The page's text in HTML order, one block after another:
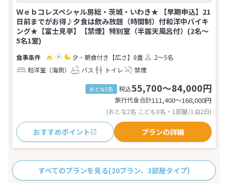
Ｗｅｂコレスペシャル房総・茨城・いわき★ 【早期申込】21
日前までがお得♪夕食は飲み放題（時間制）付和洋中バイキ
ング★【富士見亭】【禁煙】特別室（半露天風呂付）(2名～
5名1室)
夕・朝食付き 【広さ】8畳
2～5名
和洋室（海側）
バス トイレ 禁煙
おとな1名 税込55,700～84,000円
旅行代金合計111,400〜168,000円
(おとな2名 こども0名・1部屋/1泊2日)
おすすめポイント プランの詳細
すべてのプランを見る(20プラン、3部屋タイプ)